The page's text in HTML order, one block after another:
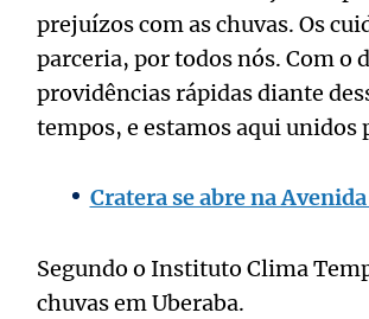
prejuízos com as chuvas. Os
parceria, por todos nós. Com
providências rápidas diante
tempos, e estamos aqui
Cratera se abre na
Segundo o Instituto Clima
chuvas em Uberaba.